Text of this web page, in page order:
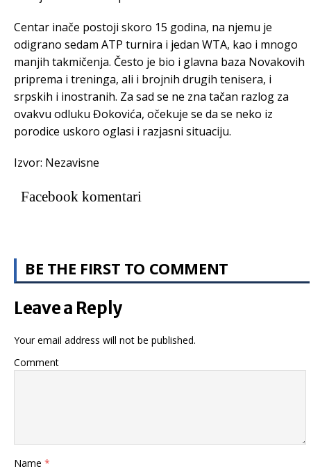
Centar inače postoji skoro 15 godina, na njemu je
odigrano sedam ATP turnira i jedan WTA, kao i mnogo
manjih takmičenja. Često je bio i glavna baza Novakovih
priprema i treninga, ali i brojnih drugih tenisera, i
srpskih i inostranih. Za sad se ne zna tačan razlog za
ovakvu odluku Đokovića, očekuje se da se neko iz
porodice uskoro oglasi i razjasni situaciju.
Izvor: Nezavisne
Facebook komentari
BE THE FIRST TO COMMENT
Leave a Reply
Your email address will not be published.
Comment
Name *